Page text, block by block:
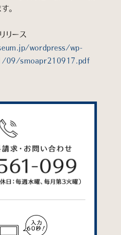
。
リース
wordpress/wp-
09/smoapr210917.pdf